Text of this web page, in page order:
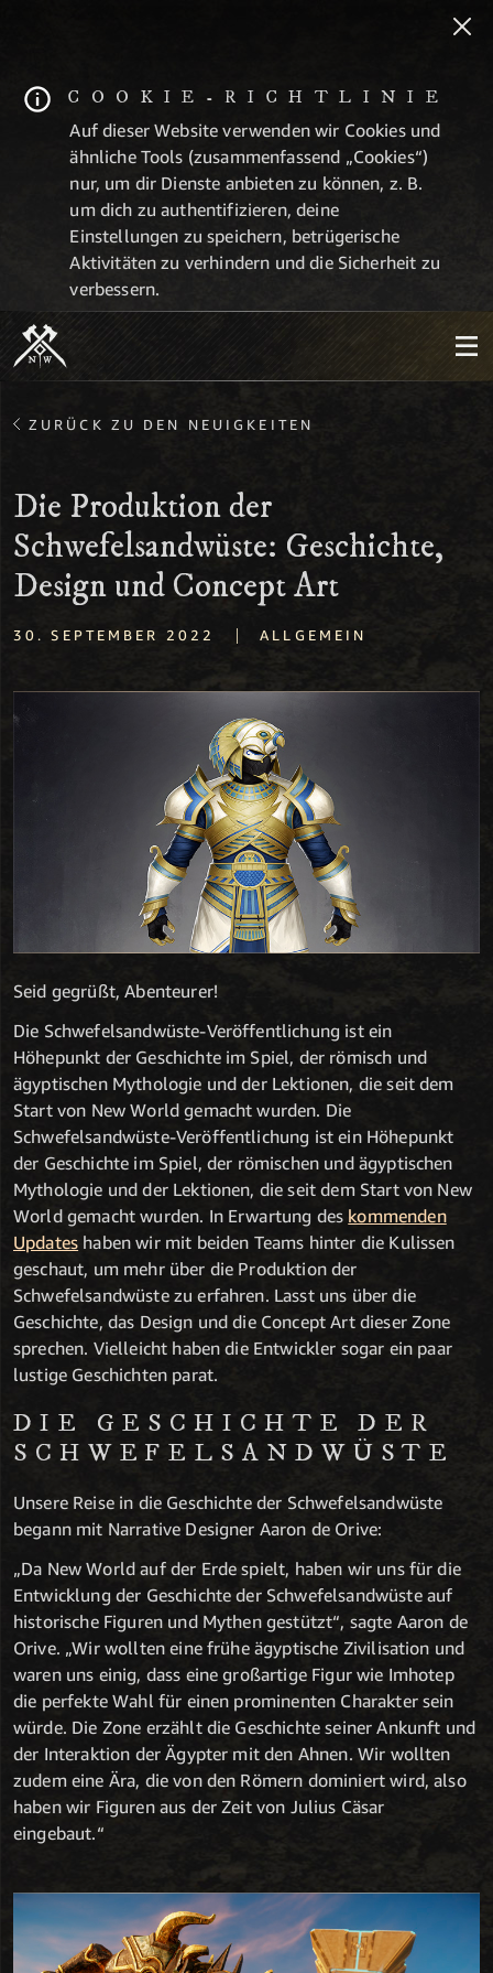
COOKIE-RICHTLINIE
Auf dieser Website verwenden wir Cookies und
ähnliche Tools (zusammenfassend „Cookies“)
nur, um dir Dienste anbieten zu können, z. B.
um dich zu authentifizieren, deine
Einstellungen zu speichern, betrügerische
Aktivitäten zu verhindern und die Sicherheit zu
verbessern.
ZURÜCK ZU DEN NEUIGKEITEN
Die Produktion der
Schwefelsandwüste: Geschichte,
Design und Concept Art
30. SEPTEMBER 2022 | ALLGEMEIN
Seid gegrüßt, Abenteurer!
Die Schwefelsandwüste-Veröffentlichung ist ein
Höhepunkt der Geschichte im Spiel, der römisch und
ägyptischen Mythologie und der Lektionen, die seit dem
Start von New World gemacht wurden. Die
Schwefelsandwüste-Veröffentlichung ist ein Höhepunkt
der Geschichte im Spiel, der römischen und ägyptischen
Mythologie und der Lektionen, die seit dem Start von New
World gemacht wurden. In Erwartung des kommenden
Updates haben wir mit beiden Teams hinter die Kulissen
geschaut, um mehr über die Produktion der
Schwefelsandwüste zu erfahren. Lasst uns über die
Geschichte, das Design und die Concept Art dieser Zone
sprechen. Vielleicht haben die Entwickler sogar ein paar
lustige Geschichten parat.
DIE GESCHICHTE DER
SCHWEFELSANDWÜSTE
Unsere Reise in die Geschichte der Schwefelsandwüste
begann mit Narrative Designer Aaron de Orive:
„Da New World auf der Erde spielt, haben wir uns für die
Entwicklung der Geschichte der Schwefelsandwüste auf
historische Figuren und Mythen gestützt“, sagte Aaron de
Orive. „Wir wollten eine frühe ägyptische Zivilisation und
waren uns einig, dass eine großartige Figur wie Imhotep
die perfekte Wahl für einen prominenten Charakter sein
würde. Die Zone erzählt die Geschichte seiner Ankunft und
der Interaktion der Ägypter mit den Ahnen. Wir wollten
zudem eine Ära, die von den Römern dominiert wird, also
haben wir Figuren aus der Zeit von Julius Cäsar
eingebaut.“